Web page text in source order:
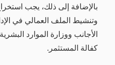
بالإضافة إلى ذلك، يجب
وتنشيط الملف العمالي في
الأجانب ووزارة الموارد
كفالة المستثمر.